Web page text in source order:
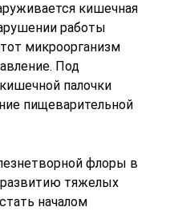
кишечная
работы
микроорганизм
Под
палочки
пищеварительной
флоры в
тяжелых
началом